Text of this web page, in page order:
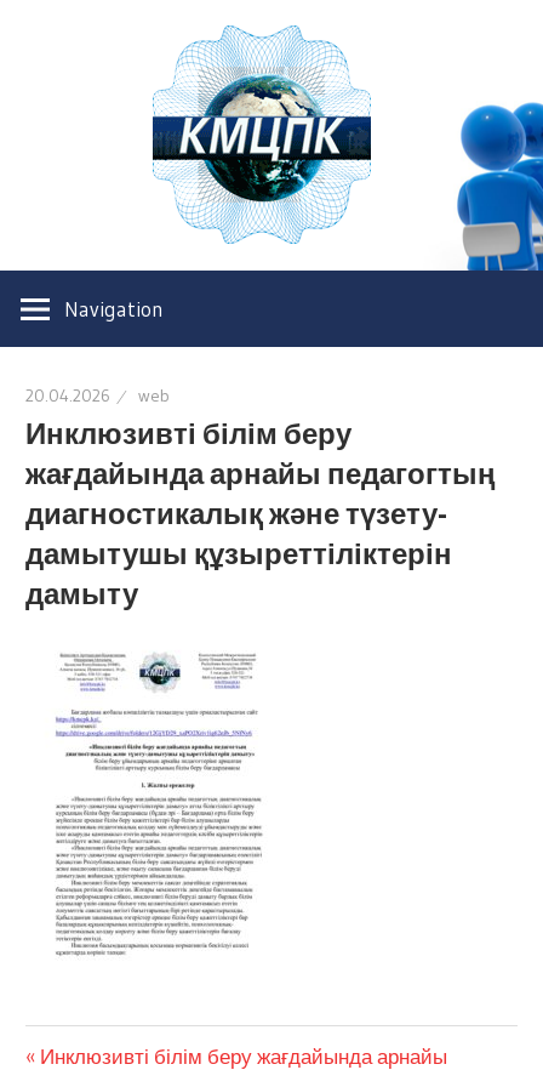
центр
центр
квалификации
Navigation
20.04.2026 web
Инклюзивті білім беру
жағдайында арнайы педагогтың
диагностикалық және түзету-
дамытушы құзыреттіліктерін
дамыту
Инклюзивті білім беру жағдайында арнайы